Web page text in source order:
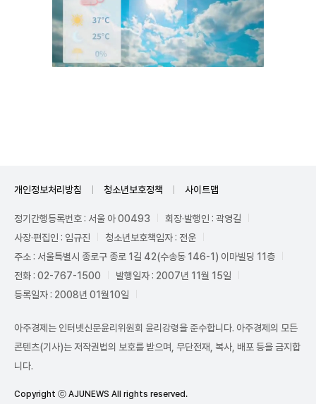
개인정보처리방침 청소년보호정책 사이트맵
정기간행등록번호 : 서울 아 00493
회장·발행인 : 곽영길
사장·편집인 : 임규진
청소년보호책임자 : 전운
주소 : 서울특별시 종로구 종로 1길 42(수송동 146-1) 이마빌딩 11층
전화 : 02-767-1500
발행일자 : 2007년 11월 15일
등록일자 : 2008년 01월10일
아주경제는 인터넷신문윤리위원회 윤리강령을 준수합니다. 아주경제의 모든
콘텐츠(기사)는 저작권법의 보호를 받으며, 무단전재, 복사, 배포 등을 금지합
니다.
Copyright ⓒ AJUNEWS All rights reserved.